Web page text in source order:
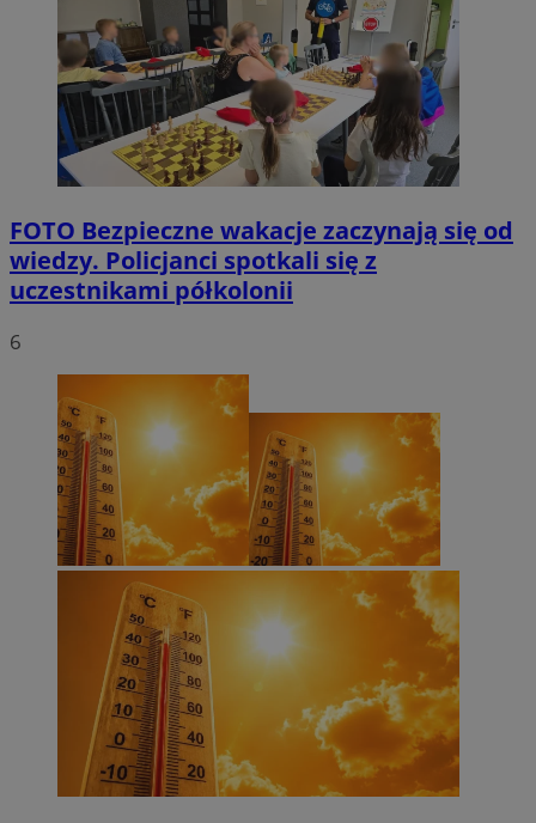
FOTO Bezpieczne wakacje zaczynają się od
wiedzy. Policjanci spotkali się z
uczestnikami półkolonii
6